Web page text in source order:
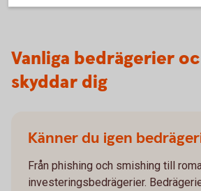
Vanliga bedrägerier
skyddar dig
Känner du igen
Från phishing och smishing till
investeringsbedrägerier.